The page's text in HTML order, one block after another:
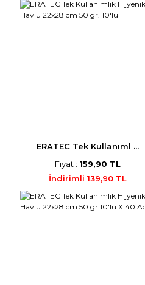
ERATEC Tek Kullanıml ...
Fiyat : 159,90 TL
İndirimli 139,90 TL